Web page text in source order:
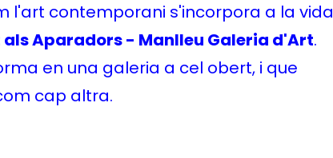
l'art contemporani s'incorpora a la vida
Aparadors - Manlleu Galeria d'Art.
en una galeria a cel obert, i que
cap altra.